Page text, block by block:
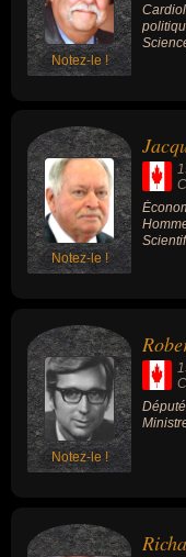
Notez-le !
Notez-le !
Notez-le !